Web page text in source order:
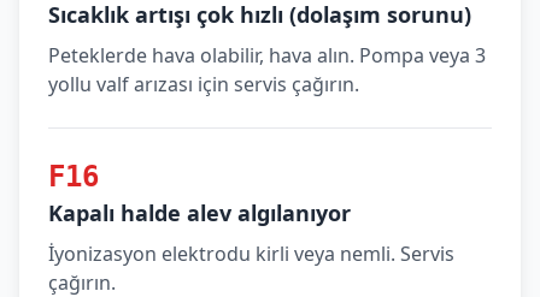
Sıcaklık artışı çok hızlı (dolaşım sorunu)
Peteklerde hava olabilir, hava alın. Pompa veya 3
yollu valf arızası için servis çağırın.
F16
Kapalı halde alev algılanıyor
İyonizasyon elektrodu kirli veya nemli. Servis
çağırın.